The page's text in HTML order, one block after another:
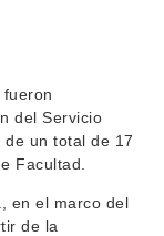
del Servicio
de un total de 17
Facultad.
en el marco del
de la